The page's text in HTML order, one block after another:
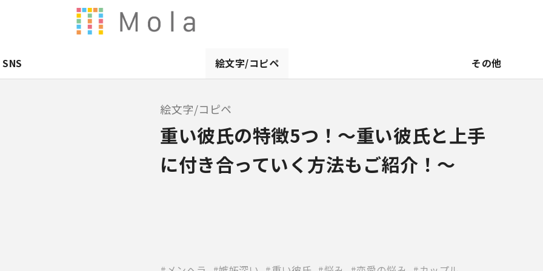
SNS 絵文字/コピペ その他
絵文字/コピペ
重い彼氏の特徴5つ！〜重い彼氏と上手
に付き合っていく方法もご紹介！～